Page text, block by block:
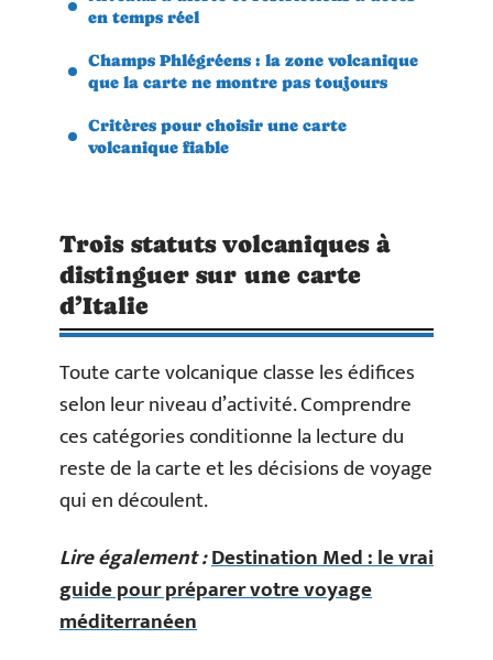
en temps réel
Champs Phlégréens : la zone volcanique
que la carte ne montre pas toujours
Critères pour choisir une carte
volcanique fiable
Trois statuts volcaniques à
distinguer sur une carte
d’Italie
Toute carte volcanique classe les édifices
selon leur niveau d’activité. Comprendre
ces catégories conditionne la lecture du
reste de la carte et les décisions de voyage
qui en découlent.
Lire également :Destination Med : le vrai
guide pour préparer votre voyage
méditerranéen